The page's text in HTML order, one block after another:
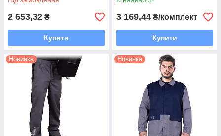
2 653,32 ₴
Купити
3 169,44 ₴/комплект
Купити
Новинка Новинка